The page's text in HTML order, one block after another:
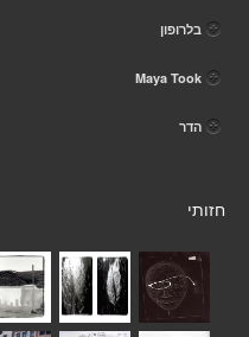
בלרופון
Maya Took
הדר
חזותי